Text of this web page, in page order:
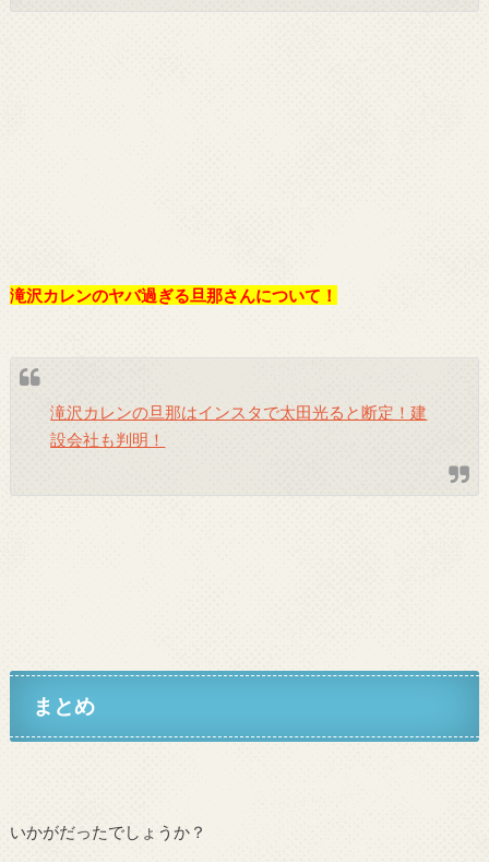
滝沢カレンのヤバ過ぎる旦那さんについて！
滝沢カレンの旦那はインスタで太田光ると断定！建
設会社も判明！
まとめ
いかがだったでしょうか？